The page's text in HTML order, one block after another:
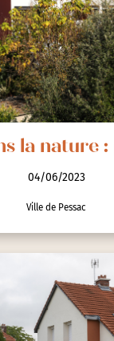
la nature
04/06/2023
Ville de Pessac